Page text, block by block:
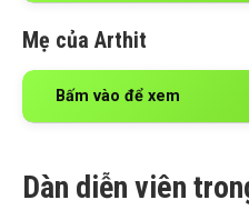
Mẹ của Arthit
Bấm vào để xem
Dàn diễn viên